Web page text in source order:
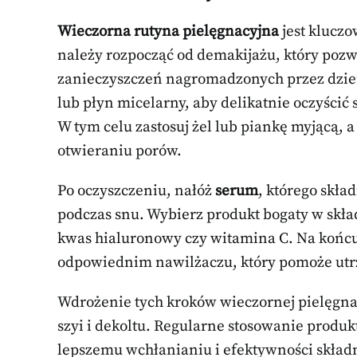
Wieczorna rutyna pielęgnacyjnajest
należy rozpocząć od demakijażu, który
zanieczyszczeń nagromadzonych przez
lub płyn micelarny, aby delikatnie oczyścić
W tym celu zastosuj żel lub piankę myjącą,
otwieraniu porów.
Po oczyszczeniu, nałóż serum, którego
podczas snu. Wybierz produkt bogaty w
kwas hialuronowy czy witamina C. Na
odpowiednim nawilżaczu, który pomoże
Wdrożenie tych kroków wieczornej
szyi i dekoltu. Regularne stosowanie
lepszemu wchłanianiu i efektywności